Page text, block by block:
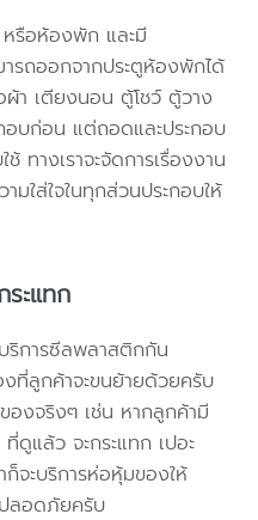
รือห้องพัก และมี
รถออกจากประตูห้องพักได้
ผ้า เตียงนอน ตู้โชว์ ตู้วาง
บก่อน แต่ถอดและประกอบ
ช้ ทางเราจะจัดการเรื่องงาน
มใส่ใจในทุกส่วนประกอบให้
ะแทก
ริการซีลพลาสติกกัน
ที่ลูกค้าจะขนย้ายด้วยครับ
องจริงๆ เช่น หากลูกค้ามี
แล้ว จะกระแทก เปอะ
ก็จะบริการห่อหุ้มของให้
ลอดภัยครับ